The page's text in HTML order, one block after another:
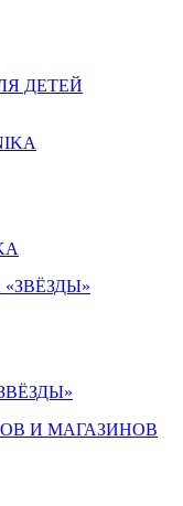
ДЕТЕЙ